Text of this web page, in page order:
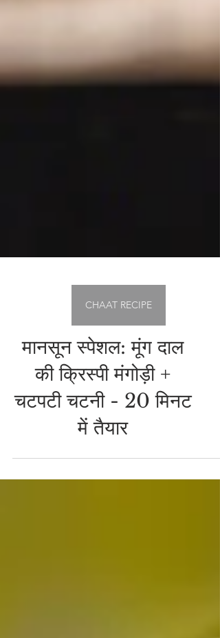
CHAAT RECIPE
मानसून स्पेशल: मूंग दाल
की क्रिस्पी मंगोड़ी +
चटपटी चटनी - 20 मिनट